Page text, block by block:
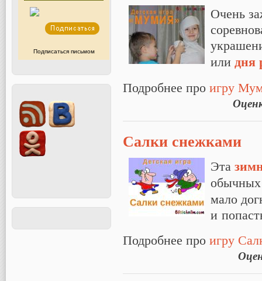
Очень
или дня
Подробнее про игру
Салки снежками
Эта
мало
и
Подробнее про игру
Подписаться письмом